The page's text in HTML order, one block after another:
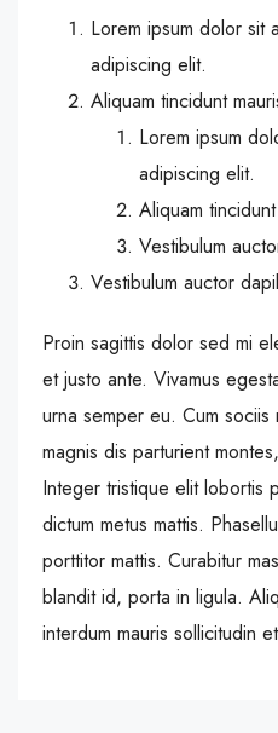
Lorem ipsum dolor sit
adipiscing elit.
Aliquam tincidunt
Lorem ipsum
adipiscing elit.
Aliquam
Vestibulum
Vestibulum auctor
Proin sagittis dolor sed mi
et justo ante. Vivamus
urna semper eu. Cum
magnis dis parturient
Integer tristique elit lobortis
dictum metus mattis.
porttitor mattis. Curabitur
blandit id, porta in ligula.
interdum mauris sollicitudin